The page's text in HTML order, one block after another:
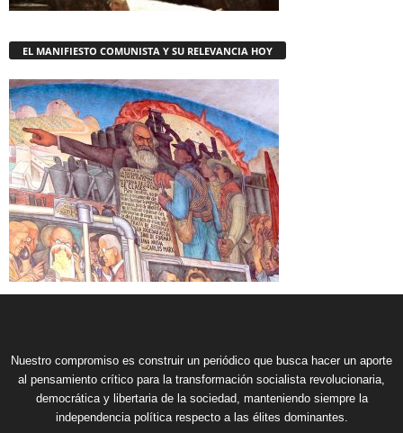
EL MANIFIESTO COMUNISTA Y SU RELEVANCIA HOY
Nuestro compromiso es construir un periódico que busca hacer un aporte
al pensamiento crítico para la transformación socialista revolucionaria,
democrática y libertaria de la sociedad, manteniendo siempre la
independencia política respecto a las élites dominantes.